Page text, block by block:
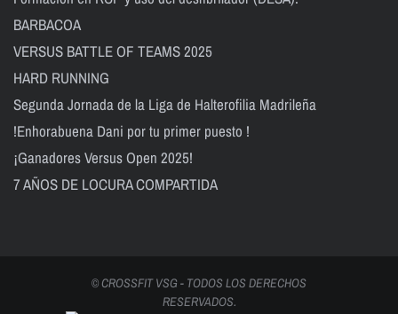
BARBACOA
VERSUS BATTLE OF TEAMS 2025
HARD RUNNING
Segunda Jornada de la Liga de Halterofilia Madrileña
!Enhorabuena Dani por tu primer puesto !
¡Ganadores Versus Open 2025!
7 AÑOS DE LOCURA COMPARTIDA
© CROSSFIT VSG - TODOS LOS DERECHOS
RESERVADOS.